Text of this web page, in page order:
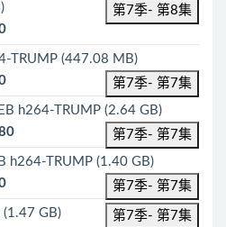
第7季- 第8集
TRUMP (447.08 MB)
第7季- 第7集
h264-TRUMP (2.64 GB)
第7季- 第7集
h264-TRUMP (1.40 GB)
第7季- 第7集
GB)
第7季- 第7集